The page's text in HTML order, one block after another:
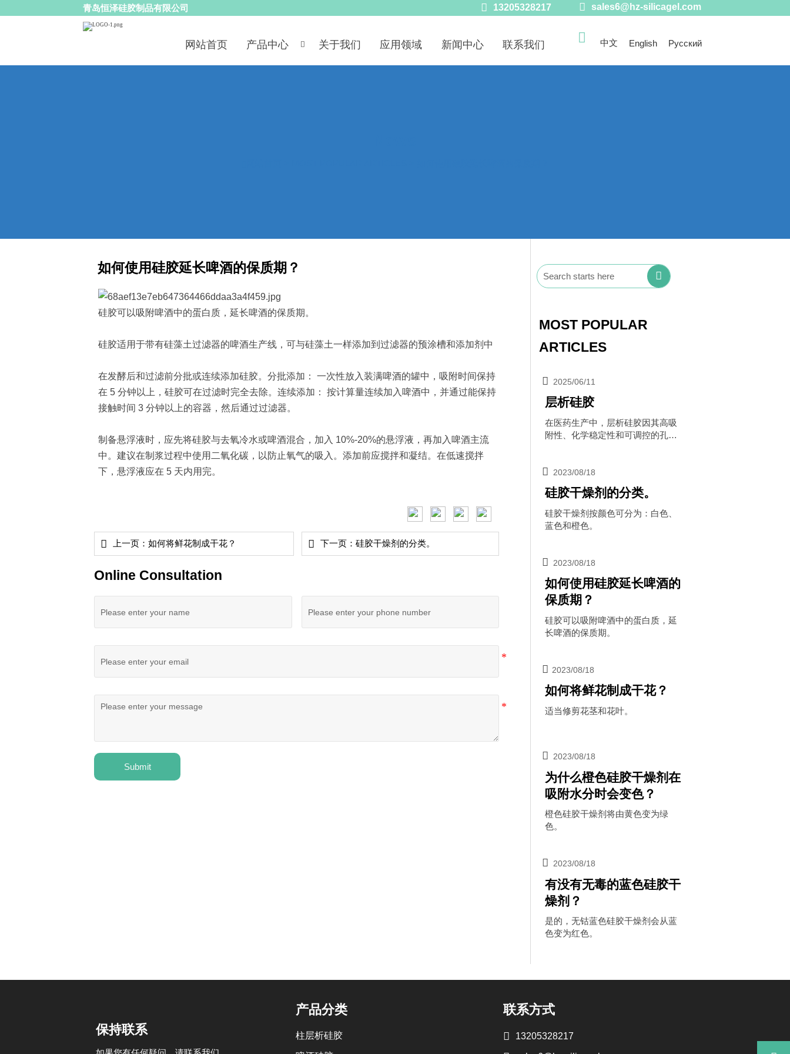
青岛恒泽硅胶制品有限公司  13205328217  sales6@hz-silicagel.com
网站首页 产品中心  关于我们 应用领域 新闻中心 联系我们  中文 English Русский
如何使用硅胶延长啤酒的保质期？
硅胶可以吸附啤酒中的蛋白质，延长啤酒的保质期。
硅胶适用于带有硅藻土过滤器的啤酒生产线，可与硅藻土一样添加到过滤器的预涂槽和添加剂中
在发酵后和过滤前分批或连续添加硅胶。分批添加： 一次性放入装满啤酒的罐中，吸附时间保持
在 5 分钟以上，硅胶可在过滤时完全去除。连续添加： 按计算量连续加入啤酒中，并通过能保持
接触时间 3 分钟以上的容器，然后通过过滤器。
制备悬浮液时，应先将硅胶与去氧冷水或啤酒混合，加入 10%-20%的悬浮液，再加入啤酒主流
中。建议在制浆过程中使用二氧化碳，以防止氧气的吸入。添加前应搅拌和凝结。在低速搅拌
下，悬浮液应在 5 天内用完。
 上一页：如何将鲜花制成干花？  下一页：硅胶干燥剂的分类。
Online Consultation
Submit

MOST POPULAR
ARTICLES
 2025/06/11
层析硅胶
在医药生产中，层析硅胶因其高吸
附性、化学稳定性和可调控的孔径
 2023/08/18
硅胶干燥剂的分类。
硅胶干燥剂按颜色可分为：白色、
蓝色和橙色。
 2023/08/18
如何使用硅胶延长啤酒的
保质期？
硅胶可以吸附啤酒中的蛋白质，延
长啤酒的保质期。
 2023/08/18
如何将鲜花制成干花？
适当修剪花茎和花叶。
 2023/08/18
为什么橙色硅胶干燥剂在
吸附水分时会变色？
橙色硅胶干燥剂将由黄色变为绿
色。
 2023/08/18
有没有无毒的蓝色硅胶干
燥剂？
是的，无钴蓝色硅胶干燥剂会从蓝
色变为红色。
保持联系
产品分类
柱层析硅胶
联系方式
 13205328217